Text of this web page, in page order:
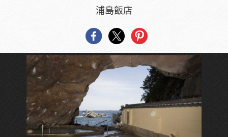
浦島飯店